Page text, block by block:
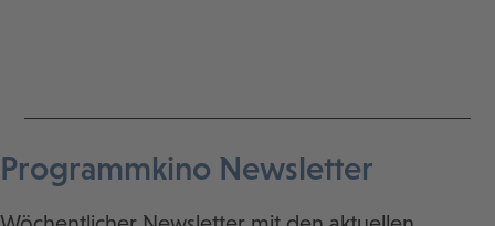
Programmkino Newsletter